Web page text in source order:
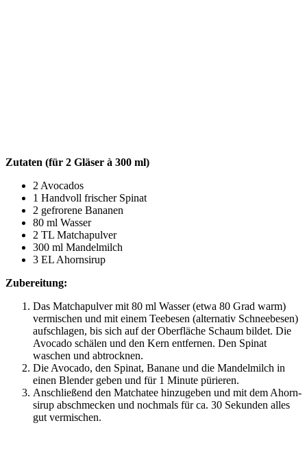
Zuta­ten (für 2 Glä­ser à 300 ml)
2 Avo­ca­dos
1 Hand­voll fri­scher Spinat
2 gefro­re­ne Bananen
80 ml Wasser
2 TL Matchapulver
300 ml Mandelmilch
3 EL Ahornsirup
Zube­rei­tung:
Das Matcha­pul­ver mit 80 ml Was­ser (etwa 80 Grad warm)
ver­mi­schen und mit einem Tee­be­sen (alter­na­tiv Schnee­be­sen)
auf­schla­gen, bis sich auf der Ober­flä­che Schaum bil­det. Die
Avo­ca­do schä­len und den Kern ent­fer­nen. Den Spi­nat
waschen und abtrocknen.
Die Avo­ca­do, den Spi­nat, Bana­ne und die Man­del­milch in
einen Blen­der geben und für 1 Minu­te pürieren.
Anschlie­ßend den Matcha­tee hin­zu­ge­ben und mit dem Ahorn­
si­rup abschme­cken und noch­mals für ca. 30 Sekun­den alles
gut vermischen.